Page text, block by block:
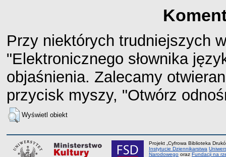
Przy niektórych trudniejszych
"Elektronicznego słownika
objaśnienia. Zalecamy
przycisk myszy, "Otwórz
Wyświetl obiekt
Projekt „Cyfrowa Biblioteka
Instytucie Dziennikarstwa
Narodowego orazFundacji na